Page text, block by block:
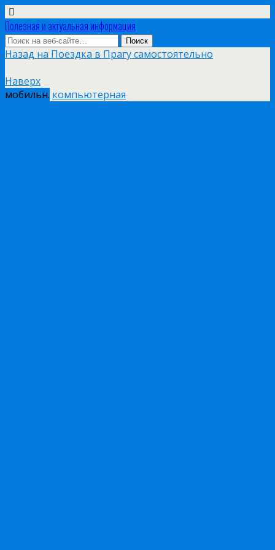
Полезная и актуальная информация
Назад на Поездка в Прагу самостоятельно
Наверх
мобильн. компьютерная